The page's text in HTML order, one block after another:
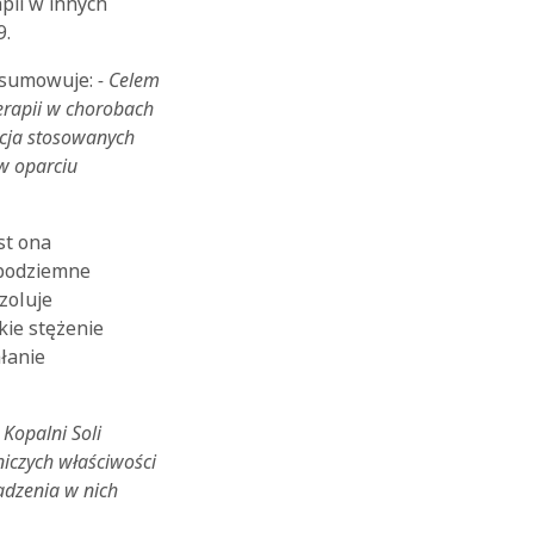
- Celem
w chorobach
stosowanych
oparciu
ona
stężenie
Soli
właściwości
w nich